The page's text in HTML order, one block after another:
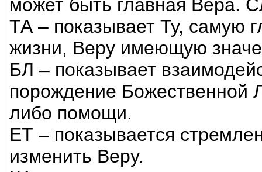
может быть главная Вера.
ТА – показывает Ту, самую
жизни, Веру имеющую
БЛ – показывает
порождение Божественной
либо помощи.
ЕТ – показывается
изменить Веру.